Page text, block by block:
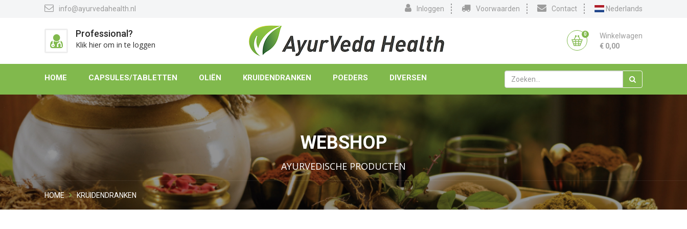
info@ayurvedahealth.nl Inloggen Voorwaarden Contact Nederlands
Professional?
Klik hier om in te loggen
0
Winkelwagen
€ 0,00
HOME CAPSULES/TABLETTEN OLIËN KRUIDENDRANKEN POEDERS DIVERSEN
WEBSHOP
AYURVEDISCHE PRODUCTEN
HOME KRUIDENDRANKEN